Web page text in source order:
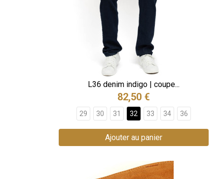
L36 denim indigo | coupe...
82,50 €
29 30 31 32 33 34 36
Ajouter au panier